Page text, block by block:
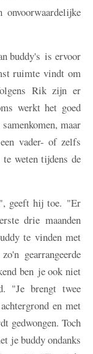
buddy's is ervoor
ruimte vindt om
Rik zijn er
werkt het goed
maar
vader- of zelfs
weten tijdens de
geeft hij toe. "Er
drie maanden
te vinden met
gearrangeerde
ben je ook niet
"Je brengt twee
en met
gedwongen. Toch
je buddy ondanks